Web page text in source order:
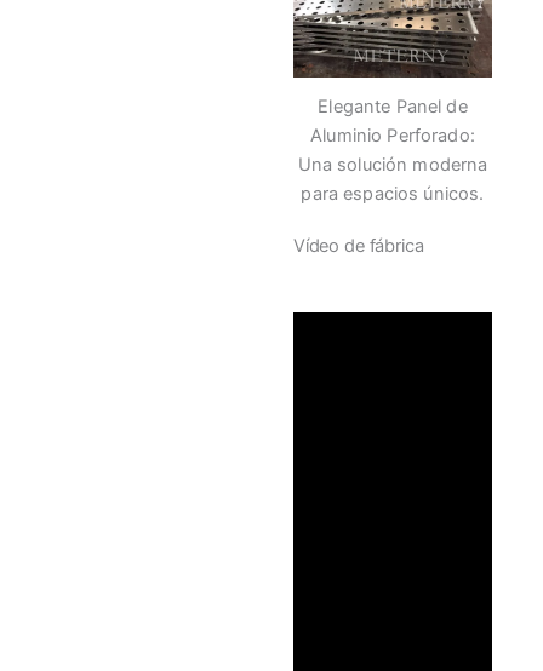
Elegante Panel de
Aluminio Perforado:
Una solución moderna
para espacios únicos.
Vídeo de fábrica